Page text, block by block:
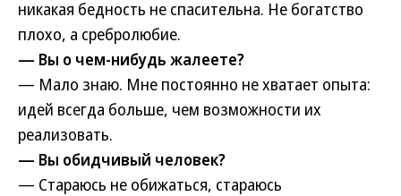
никакая бедность не спасительна. Не богатство
плохо, а сребролюбие.
— Вы о чем-нибудь жалеете?
— Мало знаю. Мне постоянно не хватает опыта:
идей всегда больше, чем возможности их
реализовать.
— Вы обидчивый человек?
— Стараюсь не обижаться, стараюсь